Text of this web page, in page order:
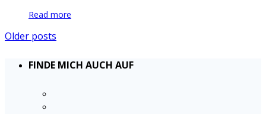
Read more
Older posts
FINDE MICH AUCH AUF